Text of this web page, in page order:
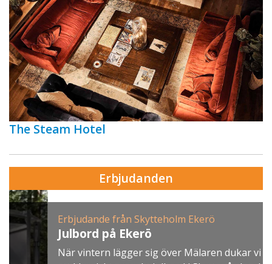
The Steam Hotel
Erbjudanden
Erbjudande från Skytteholm Ekerö
Julbord på Ekerö
När vintern lägger sig över Mälaren dukar vi upp